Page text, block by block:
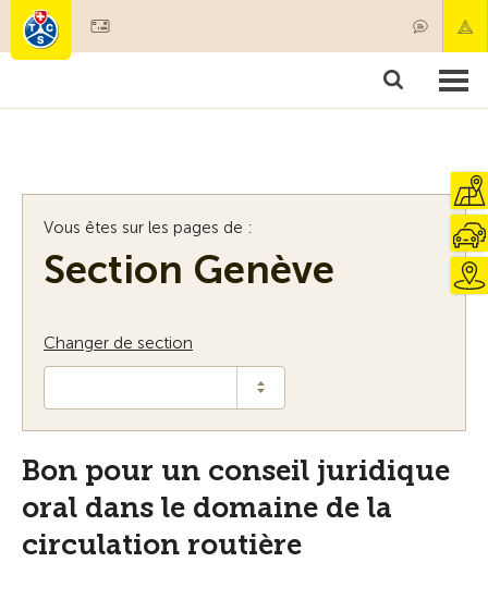
Membres & prestations
Vous êtes sur les pages de :
Section Genève
Changer de section
Bon pour un conseil juridique
oral dans le domaine de la
circulation routière